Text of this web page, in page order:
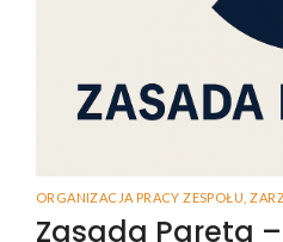
ORGANIZACJA PRACY ZESPOŁU
Zasada Pareta